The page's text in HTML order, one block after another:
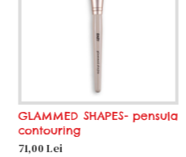
GLAMMED SHAPES- pensula
contouring
71,00 Lei